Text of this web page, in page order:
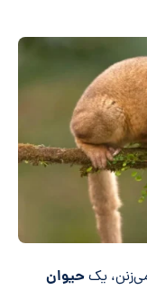
یک حیوان